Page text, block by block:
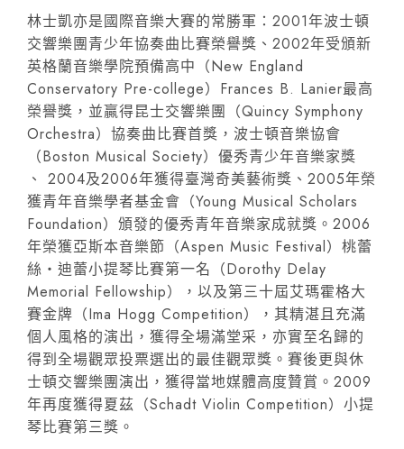
林士凱亦是國際音樂大賽的常勝軍：2001年波士頓
交響樂團青少年協奏曲比賽榮譽獎、2002年受頒新
英格蘭音樂學院預備高中（New England
Conservatory Pre-college）Frances B. Lanier最高
榮譽獎，並贏得昆士交響樂團（Quincy Symphony
Orchestra）協奏曲比賽首獎，波士頓音樂協會
（Boston Musical Society）優秀青少年音樂家獎
、 2004及2006年獲得臺灣奇美藝術獎、2005年榮
獲青年音樂學者基金會（Young Musical Scholars
Foundation）頒發的優秀青年音樂家成就獎。2006
年榮獲亞斯本音樂節（Aspen Music Festival）桃蕾
絲‧迪蕾小提琴比賽第一名（Dorothy Delay
Memorial Fellowship），以及第三十屆艾瑪霍格大
賽金牌（Ima Hogg Competition），其精湛且充滿
個人風格的演出，獲得全場滿堂采，亦實至名歸的
得到全場觀眾投票選出的最佳觀眾獎。賽後更與休
士頓交響樂團演出，獲得當地媒體高度贊賞。2009
年再度獲得夏茲（Schadt Violin Competition）小提
琴比賽第三獎。